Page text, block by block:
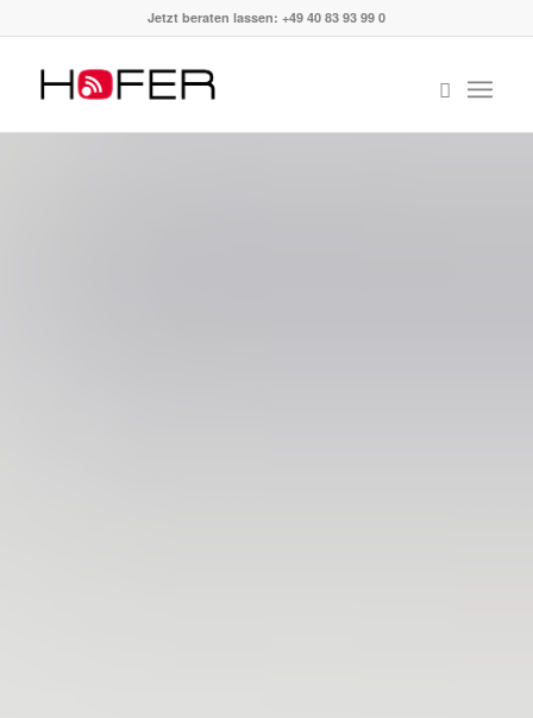
Jetzt beraten lassen: +49 40 83 93 99 0